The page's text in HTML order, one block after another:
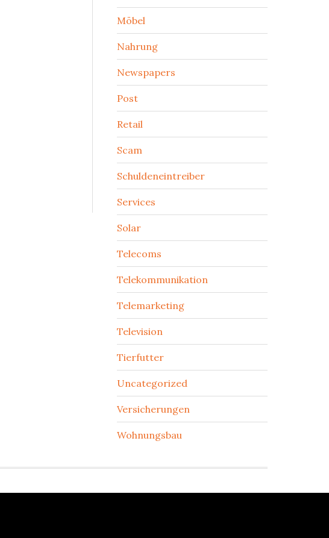
Möbel
Nahrung
Newspapers
Post
Retail
Scam
Schuldeneintreiber
Services
Solar
Telecoms
Telekommunikation
Telemarketing
Television
Tierfutter
Uncategorized
Versicherungen
Wohnungsbau